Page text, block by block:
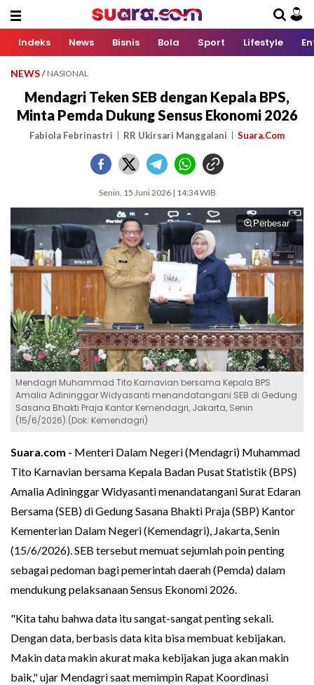
Indeks News Bisnis Bola Sport Lifestyle
NEWS / NASIONAL
Mendagri Teken SEB dengan Kepala BPS,
Minta Pemda Dukung Sensus Ekonomi 2026
Fabiola Febrinastri RR Ukirsari Manggalani Suara.Com
Senin, 15 Juni 2026 | 14:34 WIB
Perbesar
Mendagri Muhammad Tito Karnavian bersama Kepala BPS
Amalia Adininggar Widyasanti menandatangani SEB di Gedung
Sasana Bhakti Praja Kantor Kemendagri, Jakarta, Senin
(15/6/2026).(Dok: Kemendagri)
Suara.com - Menteri Dalam Negeri (Mendagri) Muhammad
Tito Karnavian bersama Kepala Badan Pusat Statistik (BPS)
Amalia Adininggar Widyasanti menandatangani Surat Edaran
Bersama (SEB) di Gedung Sasana Bhakti Praja (SBP) Kantor
Kementerian Dalam Negeri (Kemendagri), Jakarta, Senin
(15/6/2026). SEB tersebut memuat sejumlah poin penting
sebagai pedoman bagi pemerintah daerah (Pemda) dalam
mendukung pelaksanaan Sensus Ekonomi 2026.
"Kita tahu bahwa data itu sangat-sangat penting sekali.
Dengan data, berbasis data kita bisa membuat kebijakan.
Makin data makin akurat maka kebijakan juga akan makin
baik," ujar Mendagri saat memimpin Rapat Koordinasi